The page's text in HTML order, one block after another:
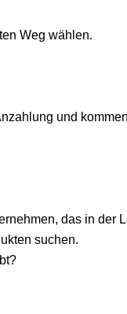
Weg wählen.
und
das in der
suchen.